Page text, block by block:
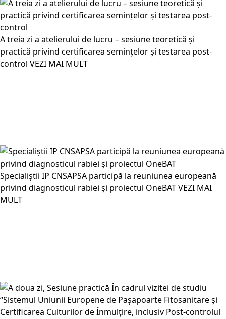
A treia zi a atelierului de lucru – sesiune teoretică și
practică privind certificarea semințelor și testarea post-
control VEZI MAI MULT
Specialiștii IP CNSAPSA participă la reuniunea europeană
privind diagnosticul rabiei și proiectul OneBATVEZI MAI
MULT